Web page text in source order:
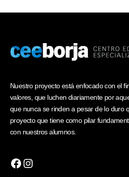
Nuestro proyecto está enfocado con el
valores, que luchen diariamente por
que nunca se rinden a pesar de lo duro
proyecto que tiene como pilar
con nuestros alumnos.